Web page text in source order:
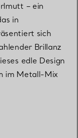
– ein
in
sich
Brillanz
edle Design
im Metall-Mix